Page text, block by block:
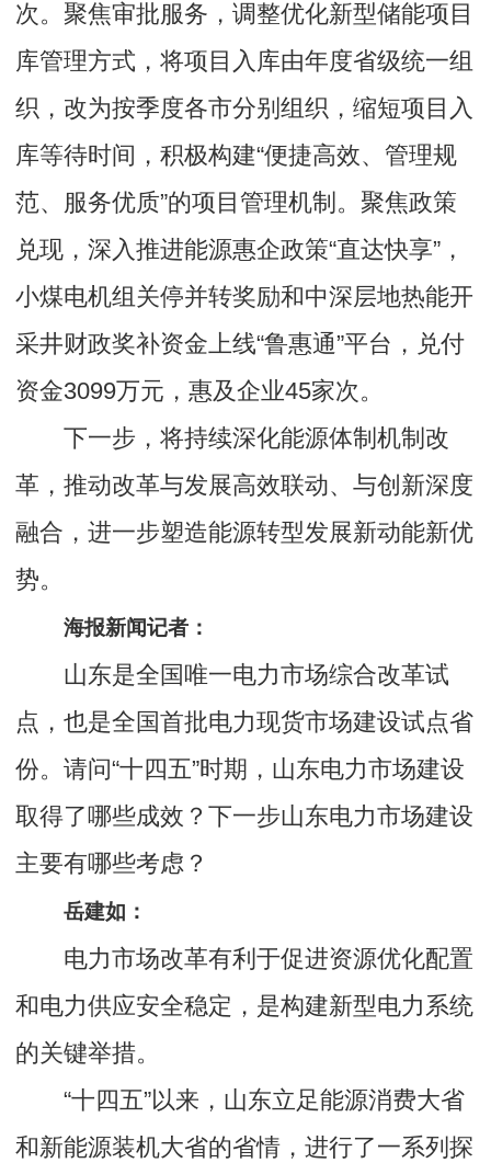
次。聚焦审批服务，调整优化新型储能项目
库管理方式，将项目入库由年度省级统一组
织，改为按季度各市分别组织，缩短项目入
库等待时间，积极构建“便捷高效、管理规
范、服务优质”的项目管理机制。聚焦政策
兑现，深入推进能源惠企政策“直达快享”，
小煤电机组关停并转奖励和中深层地热能开
采井财政奖补资金上线“鲁惠通”平台，兑付
资金3099万元，惠及企业45家次。
下一步，将持续深化能源体制机制改
革，推动改革与发展高效联动、与创新深度
融合，进一步塑造能源转型发展新动能新优
势。
海报新闻记者：
山东是全国唯一电力市场综合改革试
点，也是全国首批电力现货市场建设试点省
份。请问“十四五”时期，山东电力市场建设
取得了哪些成效？下一步山东电力市场建设
主要有哪些考虑？
岳建如：
电力市场改革有利于促进资源优化配置
和电力供应安全稳定，是构建新型电力系统
的关键举措。
“十四五”以来，山东立足能源消费大省
和新能源装机大省的省情，进行了一系列探